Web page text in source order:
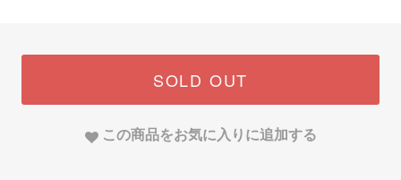
SOLD OUT
この商品をお気に入りに追加する